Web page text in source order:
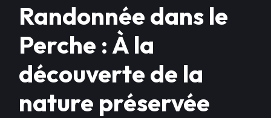
Randonnée dans le
Perche : À la
découverte de la
nature préservée